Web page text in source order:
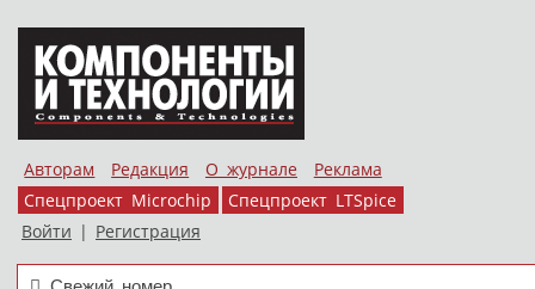
Авторам Редакция О журнале
Реклама
Спецпроект Microchip
Спецпроект LTSpice
Войти | Регистрация